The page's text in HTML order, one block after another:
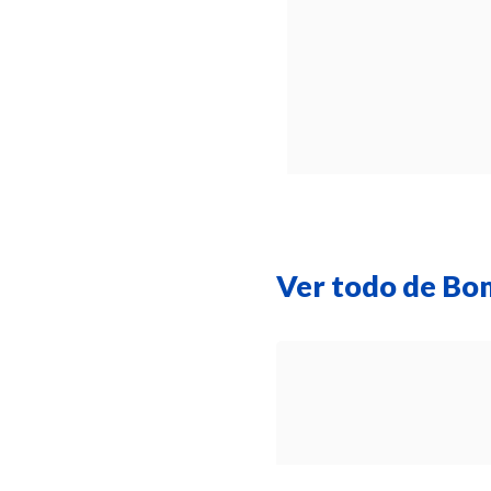
Ver todo de